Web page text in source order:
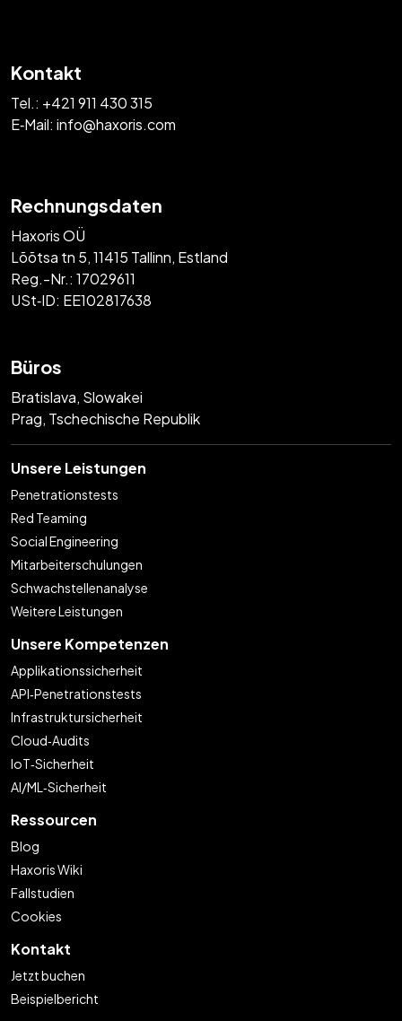
Kontakt
Tel.: +421 911 430 315
E‑Mail: info@haxoris.com
Rechnungsdaten
Haxoris OÜ
Lõõtsa tn 5, 11415 Tallinn, Estland
Reg.-Nr.: 17029611
USt‑ID: EE102817638
Büros
Bratislava, Slowakei
Prag, Tschechische Republik
Unsere Leistungen
Penetrationstests
Red Teaming
Social Engineering
Mitarbeiterschulungen
Schwachstellenanalyse
Weitere Leistungen
Unsere Kompetenzen
Applikationssicherheit
API‑Penetrationstests
Infrastruktursicherheit
Cloud‑Audits
IoT‑Sicherheit
AI/ML‑Sicherheit
Ressourcen
Blog
Haxoris Wiki
Fallstudien
Cookies
Kontakt
Jetzt buchen
Beispielbericht